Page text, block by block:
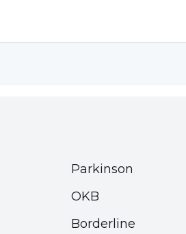
Parkinson
OKB
Borderline